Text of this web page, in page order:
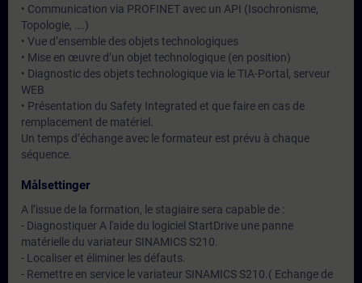
• Communication via PROFINET avec un API (Isochronisme,
Topologie, ….)
• Vue d’ensemble des objets technologiques
• Mise en œuvre d’un objet technologique (en position)
• Diagnostic des objets technologique via le TIA-Portal, serveur
WEB
• Présentation du Safety Integrated et que faire en cas de
remplacement de matériel.
Un temps d’échange avec le formateur est prévu à chaque
séquence.
Målsettinger
A l’issue de la formation, le stagiaire sera capable de :
- Diagnostiquer A l'aide du logiciel StartDrive une panne
matérielle du variateur SINAMICS S210.
- Localiser et éliminer les défauts.
- Remettre en service le variateur SINAMICS S210.( Echange de